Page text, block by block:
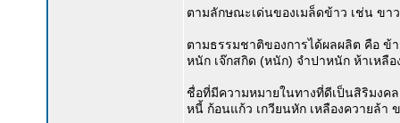
ตามลักษณะเด่นของเมล็ดข้าว เช่น ขา
ตามธรรมชาติของการได้ผลผลิต คือ ข้
หนัก เจ๊กสกิด (หนัก) จำปาหนัก ห้าเหลือ
ชื่อที่มีความหมายในทางที่ดีเป็นสิริมงค
หนี้ ก้อนแก้ว เกวียนหัก เหลืองควายล้า